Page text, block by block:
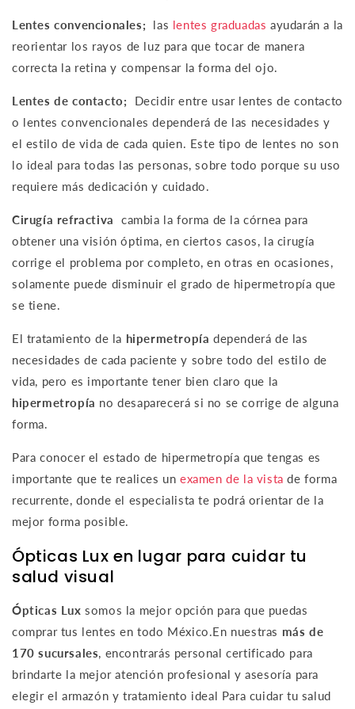
Lentes convencionales; las lentes graduadas ayudarán a la
reorientar los rayos de luz para que tocar de manera
correcta la retina y compensar la forma del ojo.
Lentes de contacto;
Decidir entre usar lentes de contacto
o lentes convencionales dependerá de las necesidades y
el estilo de vida de cada quien. Este tipo de lentes no son
lo ideal para todas las personas, sobre todo porque su uso
requiere más dedicación y cuidado.
Cirugía refractiva
cambia la forma de la córnea para
obtener una visión óptima, en ciertos casos, la cirugía
corrige el problema por completo, en otras en ocasiones,
solamente puede disminuir el grado de hipermetropía que
se tiene.
El tratamiento de la hipermetropía dependerá de las
necesidades de cada paciente y sobre todo del estilo de
vida, pero es importante tener bien claro que la
hipermetropía no desaparecerá si no se corrige de alguna
forma.
Para conocer el estado de hipermetropía que tengas es
importante que te realices unexamen de la vista de forma
recurrente, donde el especialista te podrá orientar de la
mejor forma posible.
Ópticas Lux en lugar para cuidar tu
salud visual
Ópticas Lux somos la mejor opción para que puedas
comprar tus lentes en todo México.En nuestras más de
170 sucursales, encontrarás personal certificado para
brindarte la mejor atención profesional y asesoría para
elegir el armazón y tratamiento ideal Para cuidar tu salud